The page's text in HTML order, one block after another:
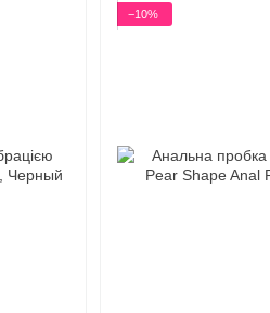
−10%